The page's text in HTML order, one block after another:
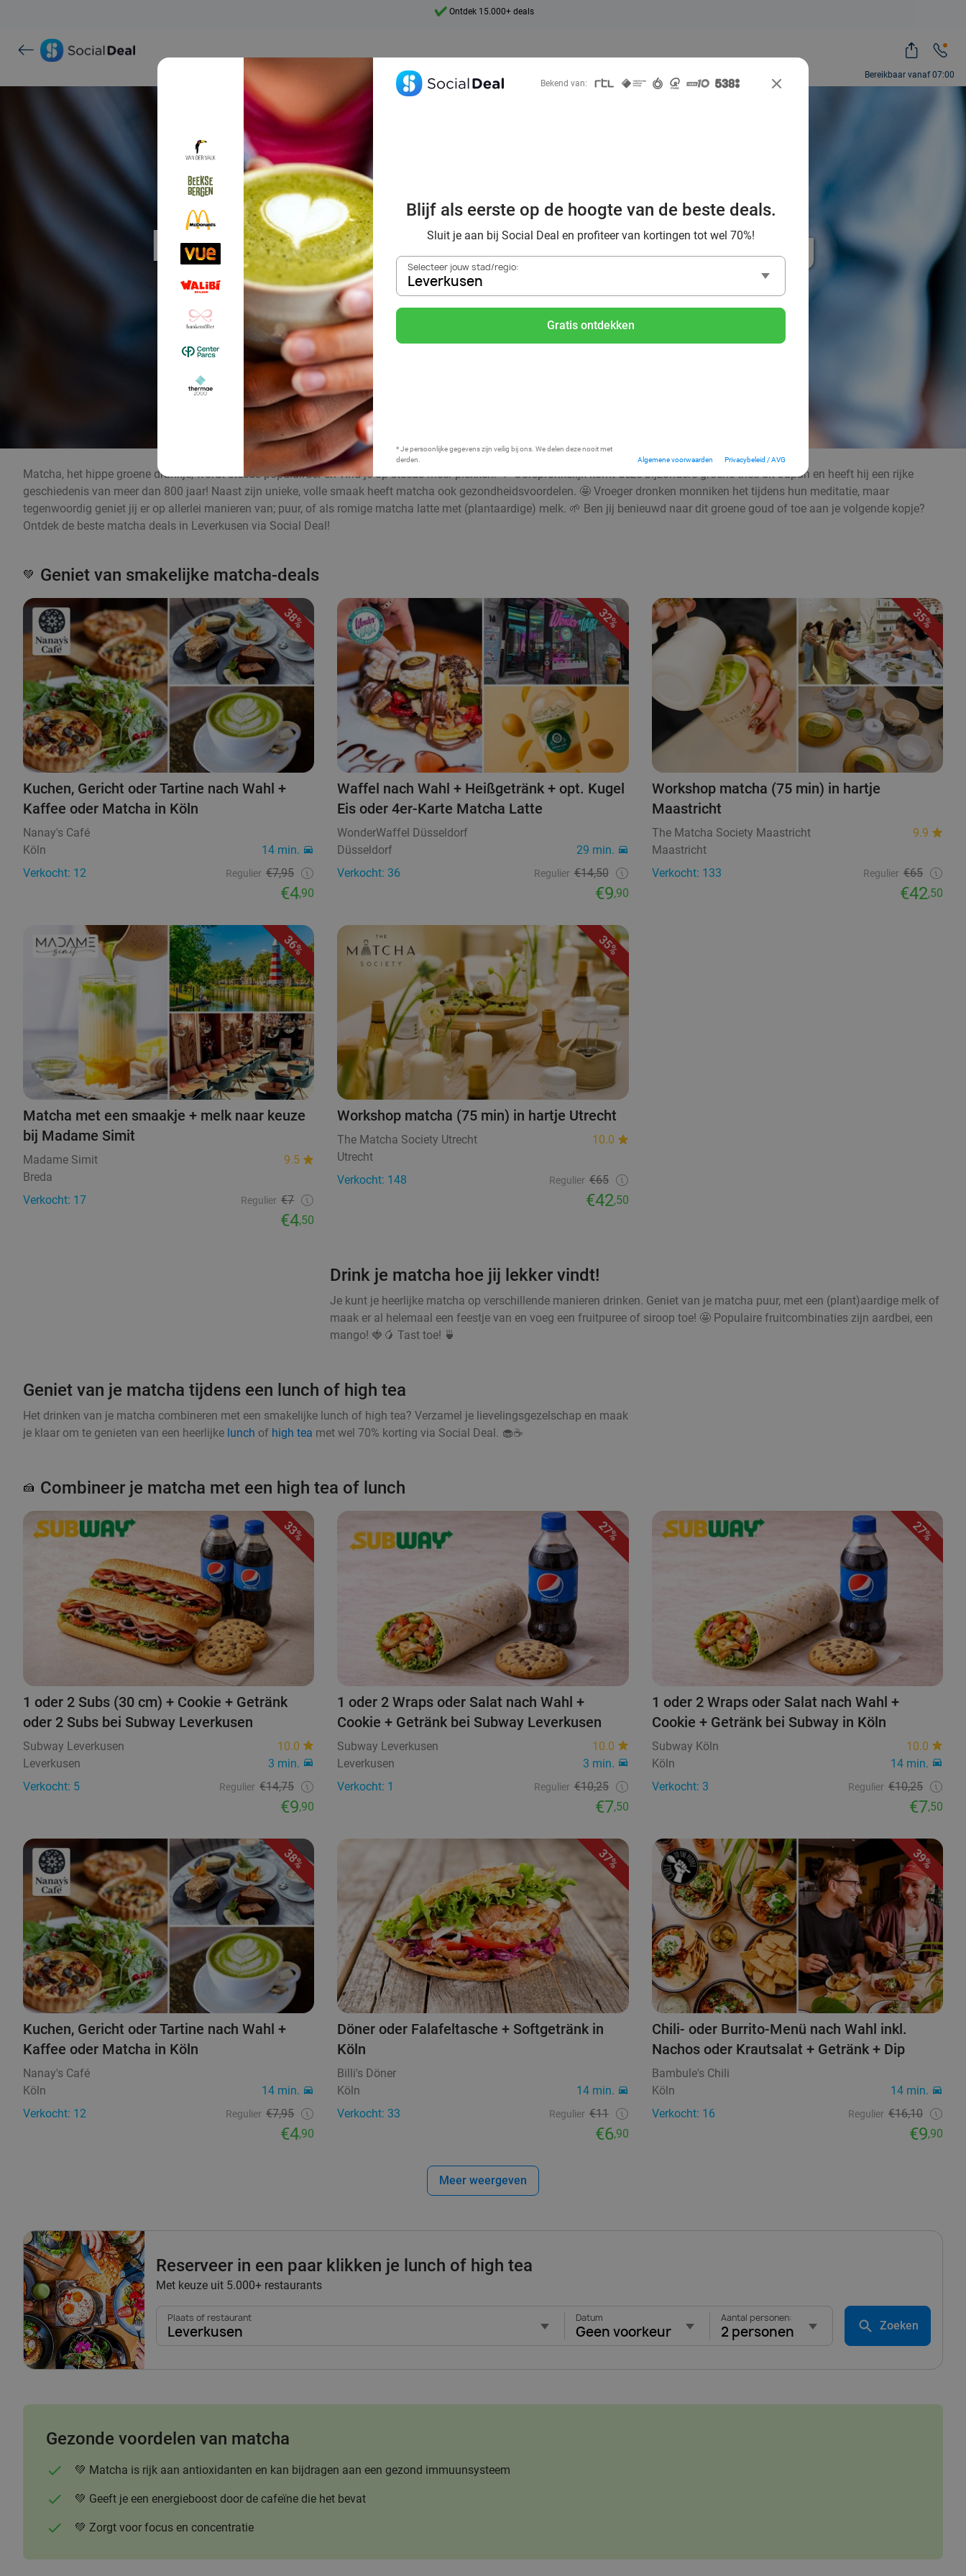
Bereikbaar vanaf 07:00
7 dagen per week beschikbaar
Proef matcha met wel 70% korting
Leverkusen
Bekend van:
Blijf als eerste op de hoogte van de beste deals.
Sluit je aan bij Social Deal en profiteer van kortingen tot wel 70%!
Selecteer jouw stad/regio:
Leverkusen
Gratis ontdekken
* Je persoonlijke gegevens zijn veilig bij ons. We delen deze nooit met
derden.
Algemene voorwaarden Privacybeleid / AVG
Matcha, het hippe groene drankje, wordt steeds populairder en vind je op steeds meer plekken. 💚 Oorspronkelijk komt deze bijzondere groene thee uit Japan en heeft hij een rijke
geschiedenis van meer dan 800 jaar! Naast zijn unieke, volle smaak heeft matcha ook gezondheidsvoordelen. 🤩 Vroeger dronken monniken het tijdens hun meditatie, maar
tegenwoordig geniet jij er op allerlei manieren van; puur, of als romige matcha latte met (plantaardige) melk. 🌱 Ben jij benieuwd naar dit groene goud of toe aan je volgende kopje?
Ontdek de beste matcha deals in Leverkusen via Social Deal!
💚 Geniet van smakelijke matcha-deals
38%
Kuchen, Gericht oder Tartine nach Wahl +
Kaffee oder Matcha in Köln
Nanay's Café
Köln
14 min.
Verkocht: 12
Regulier €7,95
€4,90
32%
Waffel nach Wahl + Heißgetränk + opt. Kugel
Eis oder 4er-Karte Matcha Latte
WonderWaffel Düsseldorf
Düsseldorf
29 min.
Verkocht: 36
Regulier €14,50
€9,90
35%
Workshop matcha (75 min) in hartje
Maastricht
The Matcha Society Maastricht
9.9
Maastricht
Verkocht: 133
Regulier €65
€42,50
36%
Matcha met een smaakje + melk naar keuze
bij Madame Simit
Madame Simit
9.5
Breda
Verkocht: 17
Regulier €7
€4,50
35%
Workshop matcha (75 min) in hartje Utrecht
The Matcha Society Utrecht
10.0
Utrecht
Verkocht: 148
Regulier €65
€42,50
Drink je matcha hoe jij lekker vindt!
Je kunt je heerlijke matcha op verschillende manieren drinken. Geniet van je matcha puur, met een (plant)aardige melk of
maak er al helemaal een feestje van en voeg een fruitpuree of siroop toe! 🤩 Populaire fruitcombinaties zijn aardbei, een
mango! 🍓🥭 Tast toe! 🍵
Geniet van je matcha tijdens een lunch of high tea
Het drinken van je matcha combineren met een smakelijke lunch of high tea? Verzamel je lievelingsgezelschap en maak
je klaar om te genieten van een heerlijke lunch of high tea met wel 70% korting via Social Deal. 🧁☕
🍰 Combineer je matcha met een high tea of lunch
33%
1 oder 2 Subs (30 cm) + Cookie + Getränk
oder 2 Subs bei Subway Leverkusen
Subway Leverkusen
10.0
Leverkusen
3 min.
Verkocht: 5
Regulier €14,75
€9,90
27%
1 oder 2 Wraps oder Salat nach Wahl +
Cookie + Getränk bei Subway Leverkusen
Subway Leverkusen
10.0
Leverkusen
3 min.
Verkocht: 1
Regulier €10,25
€7,50
27%
1 oder 2 Wraps oder Salat nach Wahl +
Cookie + Getränk bei Subway in Köln
Subway Köln
10.0
Köln
14 min.
Verkocht: 3
Regulier €10,25
€7,50
38%
Kuchen, Gericht oder Tartine nach Wahl +
Kaffee oder Matcha in Köln
Nanay's Café
Köln
14 min.
Verkocht: 12
Regulier €7,95
€4,90
37%
Döner oder Falafeltasche + Softgetränk in
Köln
Billi's Döner
Köln
14 min.
Verkocht: 33
Regulier €11
€6,90
39%
Chili- oder Burrito-Menü nach Wahl inkl.
Nachos oder Krautsalat + Getränk + Dip
Bambule's Chili
Köln
14 min.
Verkocht: 16
Regulier €16,10
€9,90
Meer weergeven
Reserveer in een paar klikken je lunch of high tea
Met keuze uit 5.000+ restaurants
Plaats of restaurant
Leverkusen
Datum
Geen voorkeur
Aantal personen:
2 personen Zoeken
Gezonde voordelen van matcha
💚 Matcha is rijk aan antioxidanten en kan bijdragen aan een gezond immuunsysteem
💚 Geeft je een energieboost door de cafeïne die het bevat
💚 Zorgt voor focus en concentratie